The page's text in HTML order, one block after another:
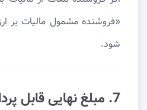
«فروشنده مشمول مالیات بر
شود.
7. مبلغ نهایی قابل پرداخت